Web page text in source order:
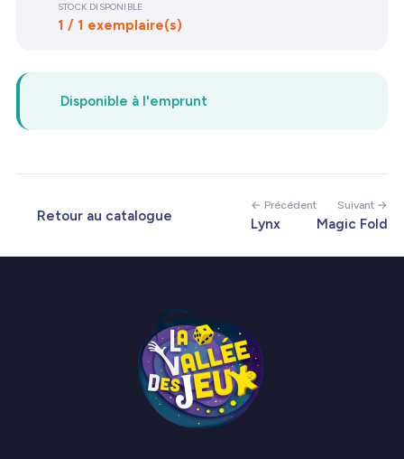
STOCK DISPONIBLE
1 / 1 exemplaire(s)
Disponible à l'emprunt
Retour au catalogue
← Précédent
Lynx
Suivant →
Magic Fold